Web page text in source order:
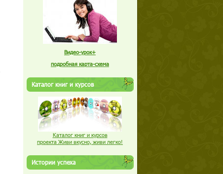
Видео-урок+
подробная карта-схема
Каталог книг и курсов
Каталог книг и курсов
проекта Живи вкусно, живи легко!
Истории успеха